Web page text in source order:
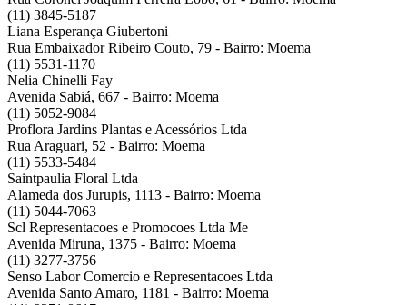
(11) 3845-5187
Liana Esperança Giubertoni
Rua Embaixador Ribeiro Couto, 79 - Bairro: Moema
(11) 5531-1170
Nelia Chinelli Fay
Avenida Sabiá, 667 - Bairro: Moema
(11) 5052-9084
Proflora Jardins Plantas e Acessórios Ltda
Rua Araguari, 52 - Bairro: Moema
(11) 5533-5484
Saintpaulia Floral Ltda
Alameda dos Jurupis, 1113 - Bairro: Moema
(11) 5044-7063
Scl Representacoes e Promocoes Ltda Me
Avenida Miruna, 1375 - Bairro: Moema
(11) 3277-3756
Senso Labor Comercio e Representacoes Ltda
Avenida Santo Amaro, 1181 - Bairro: Moema